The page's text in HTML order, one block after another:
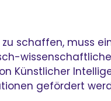
schaffen, muss
Künstlicher
gefördert